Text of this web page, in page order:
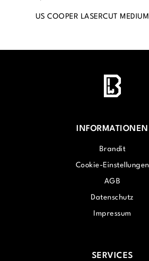
US COOPER LASERCUT
INFORMATIONEN
Brandit
Cookie-Einstellungen
AGB
Datenschutz
Impressum
SERVICES